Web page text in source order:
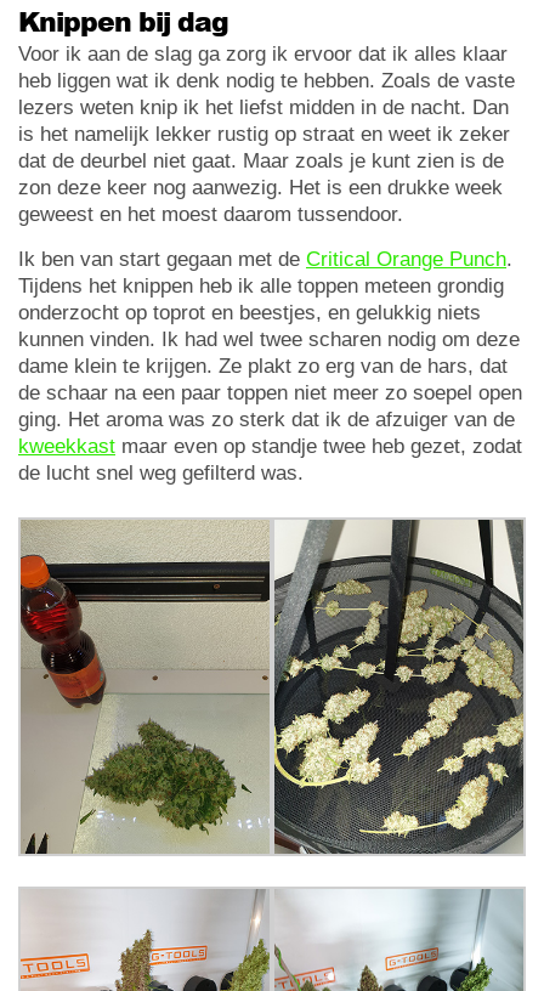
Knippen bij dag
Voor ik aan de slag ga zorg ik ervoor dat ik alles klaar
heb liggen wat ik denk nodig te hebben. Zoals de vaste
lezers weten knip ik het liefst midden in de nacht. Dan
is het namelijk lekker rustig op straat en weet ik zeker
dat de deurbel niet gaat. Maar zoals je kunt zien is de
zon deze keer nog aanwezig. Het is een drukke week
geweest en het moest daarom tussendoor.
Ik ben van start gegaan met de Critical Orange Punch.
Tijdens het knippen heb ik alle toppen meteen grondig
onderzocht op toprot en beestjes, en gelukkig niets
kunnen vinden. Ik had wel twee scharen nodig om deze
dame klein te krijgen. Ze plakt zo erg van de hars, dat
de schaar na een paar toppen niet meer zo soepel open
ging. Het aroma was zo sterk dat ik de afzuiger van de
kweekkast maar even op standje twee heb gezet, zodat
de lucht snel weg gefilterd was.